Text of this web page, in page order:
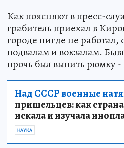
Как поясняют в пресс-
грабитель приехал в
городе нигде не работал,
подвалам и вокзалам.
прочь был выпить рюмку -
Над СССР военные
пришельцев: как
искала и изучала
НАУКА